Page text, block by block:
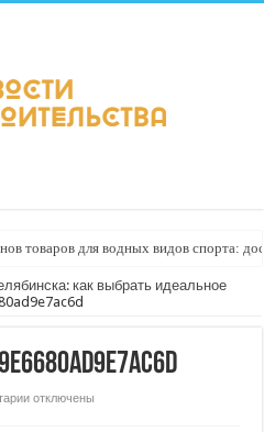
товаров для водных видов спорта:
как выбрать идеальное
котключены